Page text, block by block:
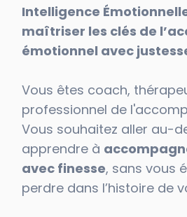
Intelligence
maîtriser les clés de
émotionnel avec
Vous êtes coach,
professionnel de
Vous souhaitez aller au-
apprendre à
avec finesse, sans vous
perdre dans l’histoire de